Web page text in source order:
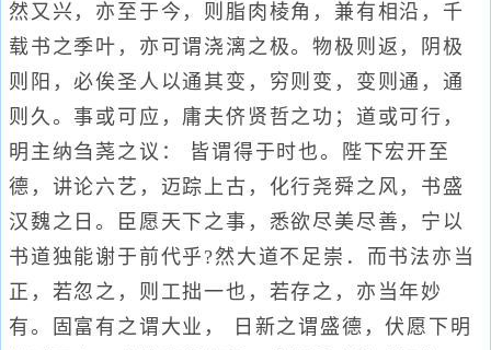
然又兴，亦至于今，则脂肉棱角，兼有相沿，千
载书之季叶，亦可谓浇漓之极。物极则返，阴极
则阳，必俟圣人以通其变，穷则变，变则通，通
则久。事或可应，庸夫侪贤哲之功；道或可行，
明主纳刍荛之议： 皆谓得于时也。陛下宏开至
德，讲论六艺，迈踪上古，化行尧舜之风，书盛
汉魏之日。臣愿天下之事，悉欲尽美尽善，宁以
书道独能谢于前代乎?然大道不足崇．而书法亦当
正，若忽之，则工拙一也，若存之，亦当年妙
有。固富有之谓大业， 日新之谓盛德，伏愿下明